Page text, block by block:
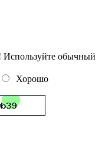
Используйте обычный
Хорошо